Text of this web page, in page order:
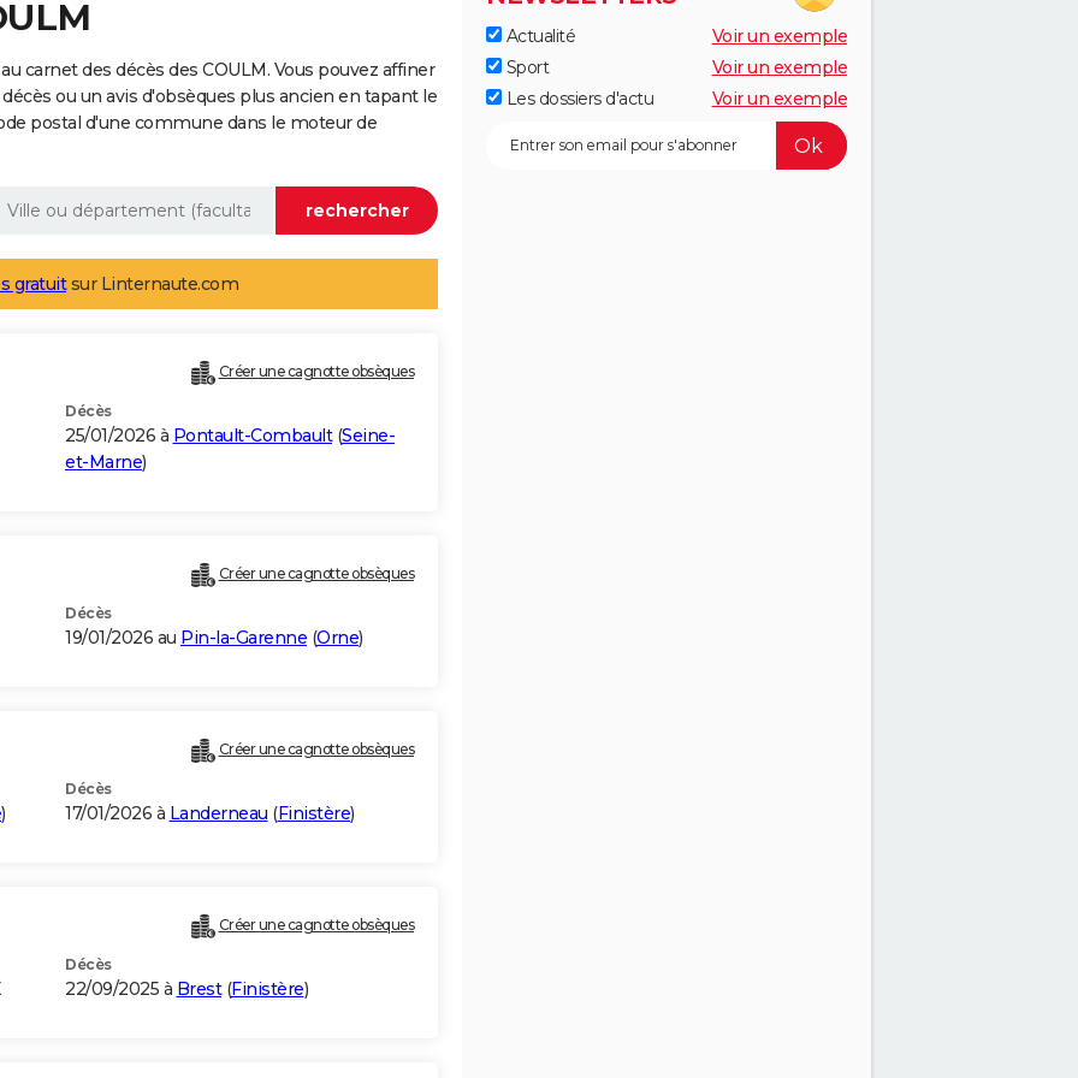
carnet des décès des COULM. Vous pouvez affiner
ou un avis d'obsèques plus ancien en tapant le
postal d'une commune dans le moteur de
gratuitsur Linternaute.com
Créer une cagnotte obsèques
Décès
25/01/2026 à Pontault-Combault(Seine-
et-Marne)
Créer une cagnotte obsèques
Décès
19/01/2026 au Pin-la-Garenne (Orne)
Créer une cagnotte obsèques
)
Décès
17/01/2026 à Landerneau (Finistère)
Créer une cagnotte obsèques
Décès
22/09/2025 à Brest(Finistère)
Actualité
Voir un exemple
Sport
Voir un exemple
Les dossiers d'actu
Voir un exemple